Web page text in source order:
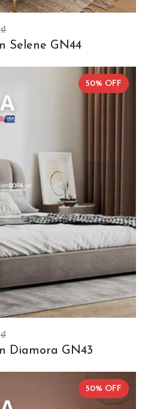
Selene GN44
50% OFF
Diamora GN43
50% OFF